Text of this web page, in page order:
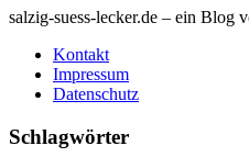
salzig-suess-lecker.de – ein Blog
Kontakt
Impressum
Datenschutz
Schlagwörter